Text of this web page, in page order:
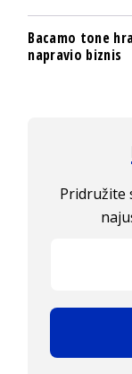
Bacamo tone
napravio biznis
Pridružite